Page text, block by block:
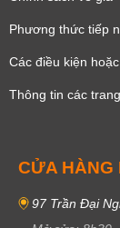
Phương thức tiếp
Các điều kiện
Thông tin các
CỬA HÀNG
97 Trần Đại